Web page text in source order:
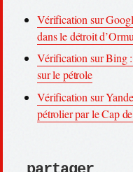
Vérification sur
dans le détroit
Vérification sur Bing
sur le pétrole
Vérification sur
pétrolier par le Cap